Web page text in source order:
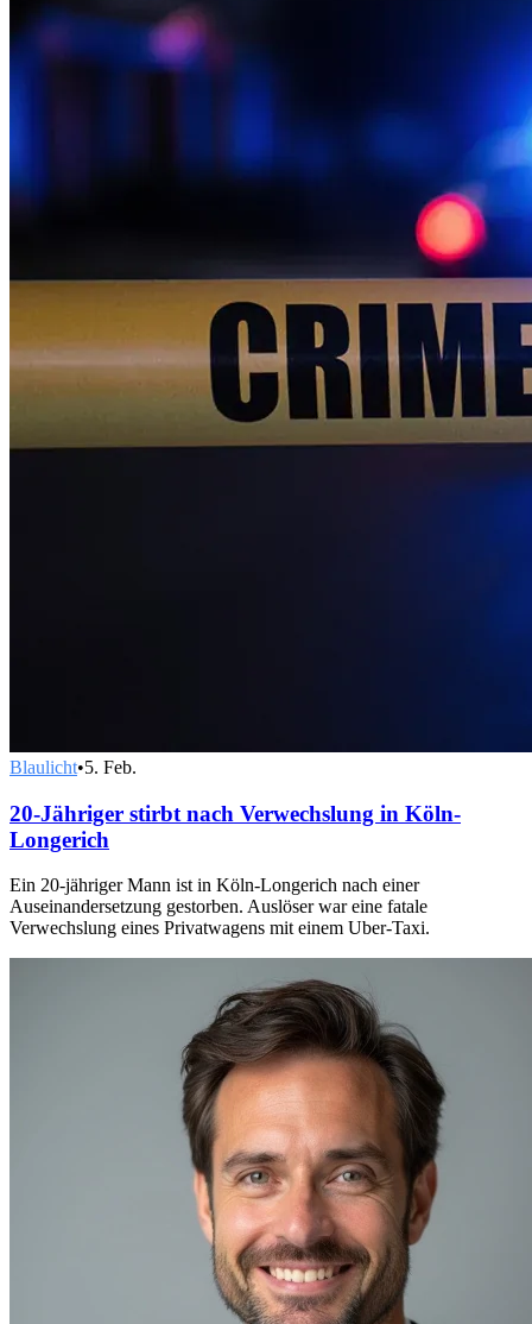
Blaulicht•5. Feb.
20-Jähriger stirbt nach Verwechslung in Köln-
Longerich
Ein 20-jähriger Mann ist in Köln-Longerich nach einer
Auseinandersetzung gestorben. Auslöser war eine fatale
Verwechslung eines Privatwagens mit einem Uber-Taxi.